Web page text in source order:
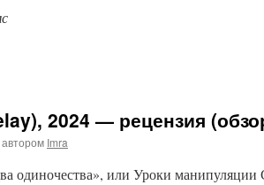
2024 — рецензия
автором Imra
одиночества», или Уроки манипуляции